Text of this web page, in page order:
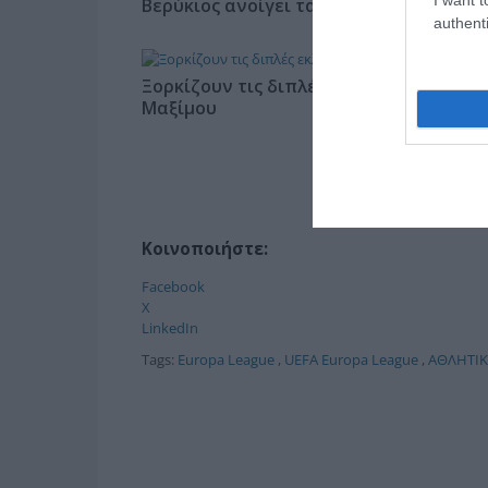
Βερύκιος ανοίγει τα χαρτιά του –
Ξορκίζουν τις διπλές εκλογές στο
Μαξίμου
Κοινοποιήστε:
Facebook
X
LinkedIn
Tags: Europa League, UEFA Europa League,